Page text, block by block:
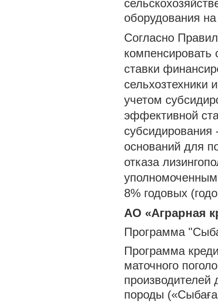
оборудования
Согласно
компенсировать
ставки
сельхозтехники
учетом
эффективной
субсидирования
оснований для
отказа
уполномоченным
8% годовых
АО «Аграрная
Программа
Программа
маточного
производителей
породы